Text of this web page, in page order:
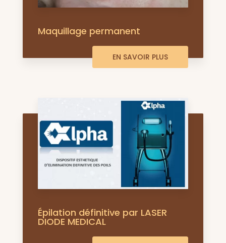
Maquillage permanent
EN SAVOIR PLUS
Épilation définitive par LASER
DIODE MEDICAL